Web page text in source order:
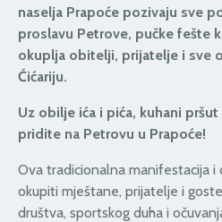
naselja Prapoće pozivaju sve
proslavu Petrove, pučke fešte
okuplja obitelji, prijatelje i sve
Ćićariju.
Uz obilje ića i pića, kuhani pršut
pridite na Petrovu u Prapoće!
Ova tradicionalna manifestacija i
okupiti mještane, prijatelje i
društva, sportskog duha i